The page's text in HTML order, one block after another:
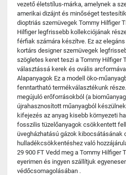
vezető életstílus-márka, amelynek a
amerikai dizájnt és minőséget
dioptriás szemüvegek Tommy Hilfiger
Hilfiger legfrissebb kollekciójának
férfiak számára készítve. Ez az
kortárs designer szemüvegek
szögletes keret teszi a Tommy Hilfiger
választássá kerek és ovális
Alapanyagok Ez a modell öko-
fenntartható termékválasztékunk
megújuló erőforrásokból (a
újrahasznosított műanyagból
kifejezés az anyag kisebb környezeti
fosszilis tüzelőanyagok csökkentett
üvegházhatású gázok kibocsátásának
hulladékcsökkentéshez való
29 900 FT Vedd meg a Tommy Hilfiger
eyerimen és ingyen szállítjuk
védőcsomagolásában .